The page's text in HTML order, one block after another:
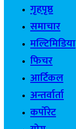
गृहपृष्ठ
समाचार
मल्टिमिडिया
फिचर
आर्टिकल
अन्तर्वार्ता
कर्पोरेट